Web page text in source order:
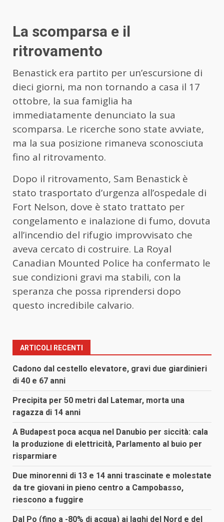
La scomparsa e il
ritrovamento
Benastick era partito per un’escursione di
dieci giorni, ma non tornando a casa il 17
ottobre, la sua famiglia ha
immediatamente denunciato la sua
scomparsa. Le ricerche sono state avviate,
ma la sua posizione rimaneva sconosciuta
fino al ritrovamento.
Dopo il ritrovamento, Sam Benastick è
stato trasportato d’urgenza all’ospedale di
Fort Nelson, dove è stato trattato per
congelamento e inalazione di fumo, dovuta
all’incendio del rifugio improvvisato che
aveva cercato di costruire. La Royal
Canadian Mounted Police ha confermato le
sue condizioni gravi ma stabili, con la
speranza che possa riprendersi dopo
questo incredibile calvario.
ARTICOLI RECENTI
Cadono dal cestello elevatore, gravi due giardinieri
di 40 e 67 anni
Precipita per 50 metri dal Latemar, morta una
ragazza di 14 anni
A Budapest poca acqua nel Danubio per siccità: cala
la produzione di elettricità, Parlamento al buio per
risparmiare
Due minorenni di 13 e 14 anni trascinate e molestate
da tre giovani in pieno centro a Campobasso,
riescono a fuggire
Dal Po (fino a -80% di acqua) ai laghi del Nord e del